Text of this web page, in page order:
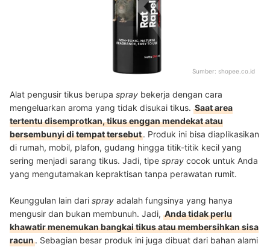
Sumber: shopee.co.id
Alat pengusir tikus berupa spray bekerja dengan cara
mengeluarkan aroma yang tidak disukai tikus. Saat area
tertentu disemprotkan, tikus enggan mendekat atau
bersembunyi di tempat tersebut. Produk ini bisa diaplikasikan
di rumah, mobil, plafon, gudang hingga titik-titik kecil yang
sering menjadi sarang tikus. Jadi, tipe spray cocok untuk Anda
yang mengutamakan kepraktisan tanpa perawatan rumit.
Keunggulan lain dari spray adalah fungsinya yang hanya
mengusir dan bukan membunuh. Jadi, Anda tidak perlu
khawatir menemukan bangkai tikus atau membersihkan sisa
racun. Sebagian besar produk ini juga dibuat dari bahan alami